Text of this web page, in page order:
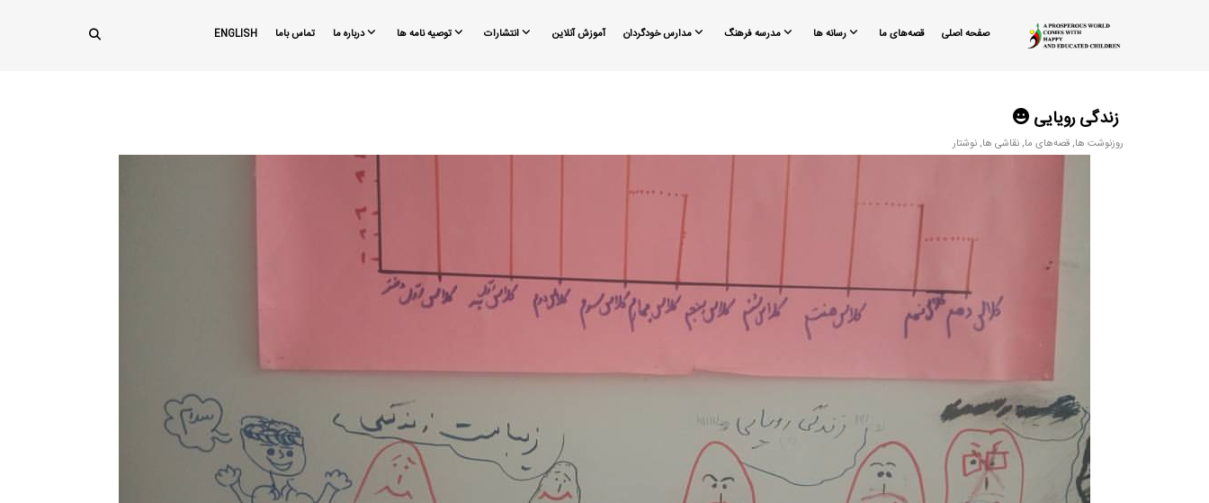
صفحه اصلی قصه‌های ما رسانه ها مدرسه فرهنگ مدارس خودگردان آموزش آنلاین انتشارات توصیه نامه ها درباره ما تماس باما ENGLISH
زندگی رویایی 😀
روزنوشت ها,قصه‌های ما,نقاشی ها,نوشتار